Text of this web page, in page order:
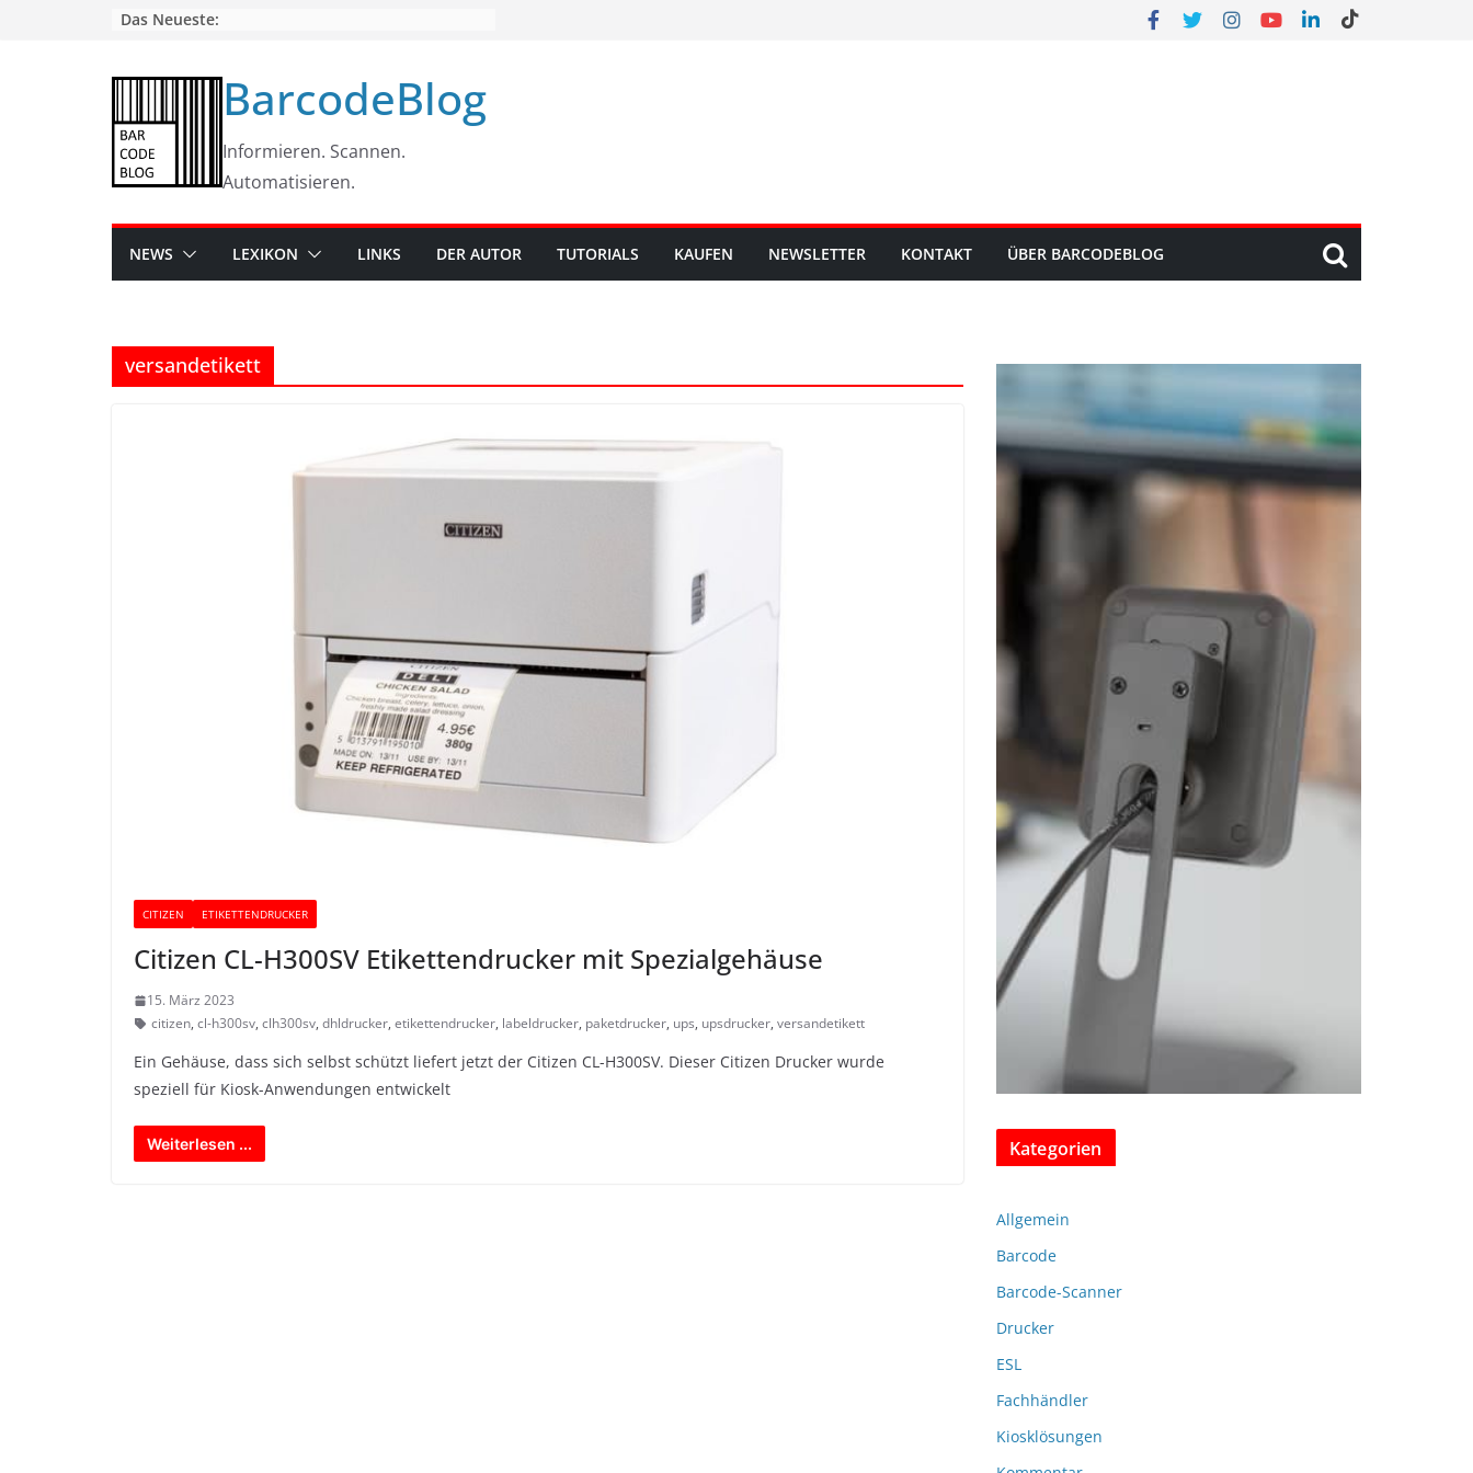
Das Neueste:
BarcodeBlog
Informieren. Scannen.
Automatisieren.
NEWS LEXIKON LINKS DER AUTOR TUTORIALS KAUFEN NEWSLETTER KONTAKT ÜBER BARCODEBLOG
versandetikett
CITIZEN ETIKETTENDRUCKER
Citizen CL-H300SV Etikettendrucker mit Spezialgehäuse
15. März 2023
citizen, cl-h300sv, clh300sv, dhldrucker, etikettendrucker, labeldrucker, paketdrucker, ups, upsdrucker, versandetikett
Ein Gehäuse, dass sich selbst schützt liefert jetzt der Citizen CL-H300SV. Dieser Citizen Drucker wurde
speziell für Kiosk-Anwendungen entwickelt
Weiterlesen ... Kategorien
Allgemein
Barcode
Barcode-Scanner
Drucker
ESL
Fachhändler
Kiosklösungen